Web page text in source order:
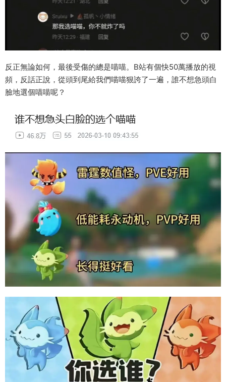
反正無論如何，最後受傷的總是喵喵。B站有個快50萬播放的視
頻，反話正說，從頭到尾給我們喵喵狠誇了一遍，誰不想急頭白
臉地選個喵喵呢？